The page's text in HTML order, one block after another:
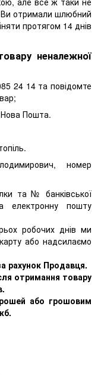
отримали шлюбний
протягом 14 днів
неналежної
24 14 та повідомте
Нова Пошта.
номер
та № банківської
електронну пошту
робочих днів ми
або надсилаємо
рахунок Продавця.
отримання товару
або грошовим